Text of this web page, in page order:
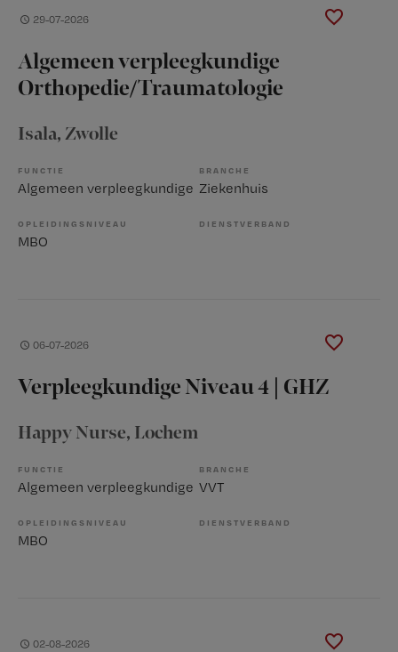
29-07-2026
Algemeen verpleegkundige
Orthopedie/Traumatologie
Isala, Zwolle
FUNCTIE
Algemeen verpleegkundige
BRANCHE
Ziekenhuis
OPLEIDINGSNIVEAU
MBO
DIENSTVERBAND
06-07-2026
Verpleegkundige Niveau 4 | GHZ
Happy Nurse, Lochem
FUNCTIE
Algemeen verpleegkundige
BRANCHE
VVT
OPLEIDINGSNIVEAU
MBO
DIENSTVERBAND
02-08-2026